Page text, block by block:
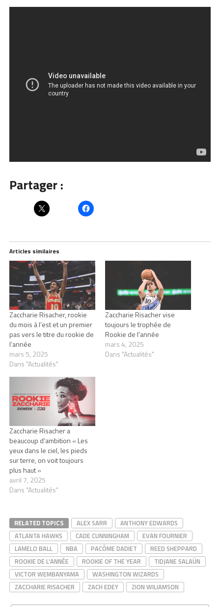
Partager :
Articles similaires
Zaccharie Risacher, rookie
du mois à l’est et un premier
pas vers le titre du rookie de
l’année
mars 5, 2025
Dans "Actualités"
Zaccharie Risacher vise
toujours le trophée de
Rookie de l’année
mars 4, 2025
Dans "Actualités"
Zaccharie Risacher a
beaucoup d’ambition « Les
yeux dans le ciel, les pieds
sur terre, on voit toujours
plus haut »
avril 7, 2025
Dans "Actualités"
RELATED TOPICS ALEX SARR
ANTHONY EDWARDS
ATLANTA HAWKS
CADE CUNNINGHAM
EVAN FOURNIER
LAMELO BALL
NBA PACÔME DADIET
REED SHEPPARD
ROOKIE DE L'ANNÉE
ROOKIE OF THE YEAR
TIDJANE SALAÜN
VICTOR WEMBANYAMA
WASHINGTON WIZARDS
ZACCHARIE RISACHER
ZACH EDEY ZION WILIAMSON